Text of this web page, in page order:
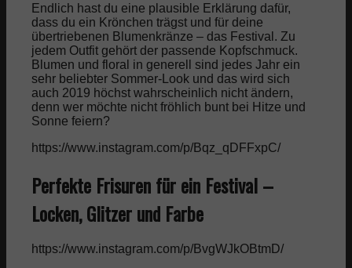
Endlich hast du eine plausible Erklärung dafür,
dass du ein Krönchen trägst und für deine
übertriebenen Blumenkränze – das Festival. Zu
jedem Outfit gehört der passende Kopfschmuck.
Blumen und floral in generell sind jedes Jahr ein
sehr beliebter Sommer-Look und das wird sich
auch 2019 höchst wahrscheinlich nicht ändern,
denn wer möchte nicht fröhlich bunt bei Hitze und
Sonne feiern?
https://www.instagram.com/p/Bqz_qDFFxpC/
Perfekte Frisuren für ein Festival –
Locken, Glitzer und Farbe
https://www.instagram.com/p/BvgWJkOBtmD/